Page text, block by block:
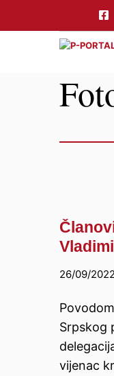
na
26/09/2022
Srpskog
vijenac